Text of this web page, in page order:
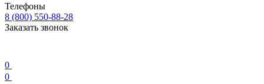
Телефоны
8 (800) 550-88-28
Заказать звонок
0
0